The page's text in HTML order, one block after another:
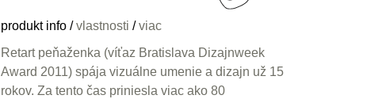
produkt info /vlastnosti /viac
Retart peňaženka (víťaz Bratislava Dizajnweek
Award 2011) spája vizuálne umenie a dizajn už 15
rokov. Za tento čas priniesla viac ako 80